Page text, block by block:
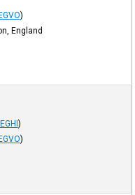
)
England
)
)